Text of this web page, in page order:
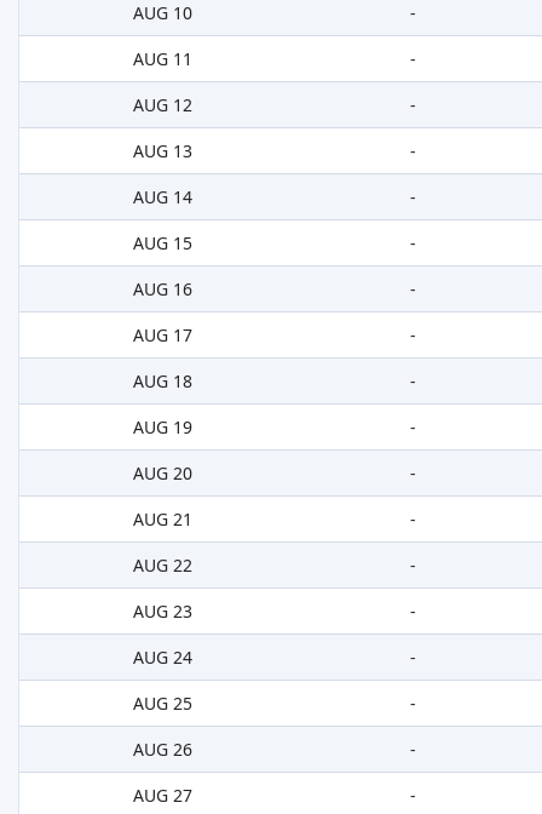
AUG 10
-
AUG 11
-
AUG 12
-
AUG 13
-
AUG 14
-
AUG 15
-
AUG 16
-
AUG 17
-
AUG 18
-
AUG 19
-
AUG 20
-
AUG 21
-
AUG 22
-
AUG 23
-
AUG 24
-
AUG 25
-
AUG 26
-
AUG 27
-